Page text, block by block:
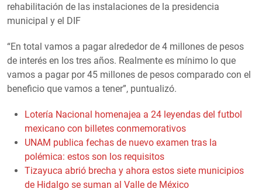
rehabilitación de las instalaciones de la presidencia
municipal y el DIF
“En total vamos a pagar alrededor de 4 millones de pesos
de interés en los tres años. Realmente es mínimo lo que
vamos a pagar por 45 millones de pesos comparado con el
beneficio que vamos a tener”, puntualizó.
Lotería Nacional homenajea a 24 leyendas del futbol
mexicano con billetes conmemorativos
UNAM publica fechas de nuevo examen tras la
polémica: estos son los requisitos
Tizayuca abrió brecha y ahora estos siete municipios
de Hidalgo se suman al Valle de México